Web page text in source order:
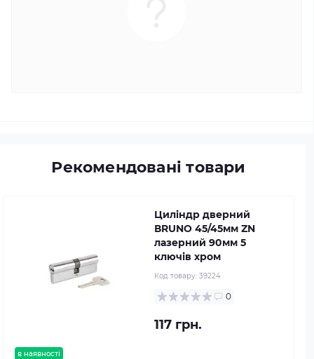
Рекомендовані товари
в наявності
Циліндр дверний
ВRUNO 45/45мм ZN
лазерний 90мм 5
ключів хром
Код товару: 39224
0
117 грн.